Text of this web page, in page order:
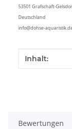
53501 Grafschaft-
Deutschland
info@dohse-
Wert
Inhalt:
Bewertungen